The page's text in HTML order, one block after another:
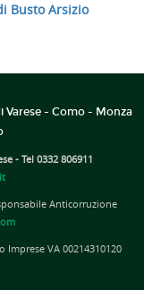
Busto Arsizio
Varese - Como - Monza
- Tel 0332 806911
Anticorruzione
Imprese VA 00214310120